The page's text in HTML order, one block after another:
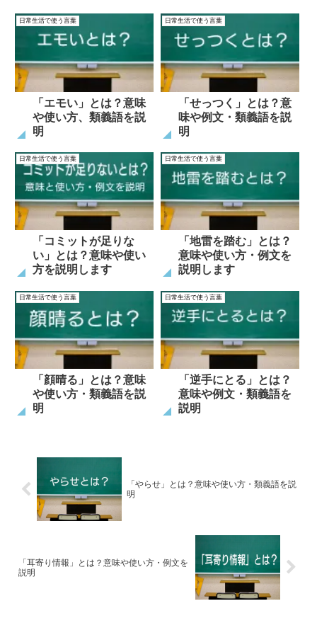
日常生活で使う言葉
「エモい」とは？意味
や使い方、類義語を説
明
日常生活で使う言葉
「せっつく」とは？意
味や例文・類義語を説
明
日常生活で使う言葉
「コミットが足りな
い」とは？意味や使い
方を説明します
日常生活で使う言葉
「地雷を踏む」とは？
意味や使い方・例文を
説明します
日常生活で使う言葉
「顔晴る」とは？意味
や使い方・類義語を説
明
日常生活で使う言葉
「逆手にとる」とは？
意味や例文・類義語を
説明
「やらせ」とは？意味や使い方・類義語を説
明
「耳寄り情報」とは？意味や使い方・例文を
説明